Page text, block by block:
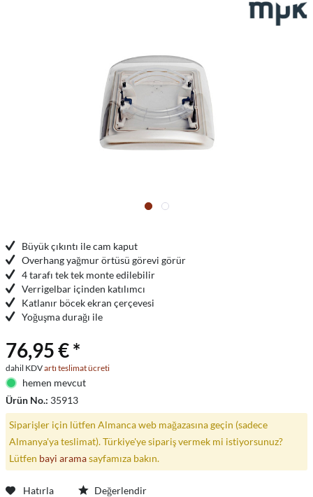
Büyük çıkıntı ile cam kaput
Overhang yağmur örtüsü görevi görür
4 tarafı tek tek monte edilebilir
Verrigelbar içinden katılımcı
Katlanır böcek ekran çerçevesi
Yoğuşma durağı ile
76,95 € *
dahil KDVartı teslimat ücreti
hemen mevcut
Ürün No.: 35913
Siparişler için lütfen Almanca web mağazasına geçin (sadece
Almanya'ya teslimat). Türkiye'ye sipariş vermek mi istiyorsunuz?
Lütfen bayi aramasayfamıza bakın.
Hatırla Değerlendir